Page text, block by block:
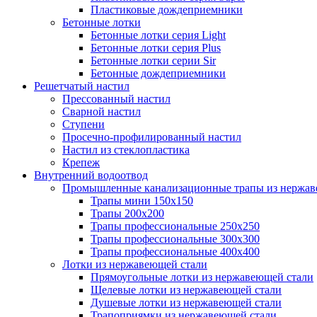
Пластиковые дождеприемники
Бетонные лотки
Бетонные лотки серия Light
Бетонные лотки серия Plus
Бетонные лотки серии Sir
Бетонные дождеприемники
Решетчатый настил
Прессованный настил
Сварной настил
Ступени
Просечно-профилированный настил
Настил из стеклопластика
Крепеж
Внутренний водоотвод
Промышленные канализационные трапы из
Трапы мини 150х150
Трапы 200х200
Трапы профессиональные 250х250
Трапы профессиональные 300х300
Трапы профессиональные 400х400
Лотки из нержавеющей стали
Прямоугольные лотки из нержавеющей стали
Щелевые лотки из нержавеющей стали
Душевые лотки из нержавеющей стали